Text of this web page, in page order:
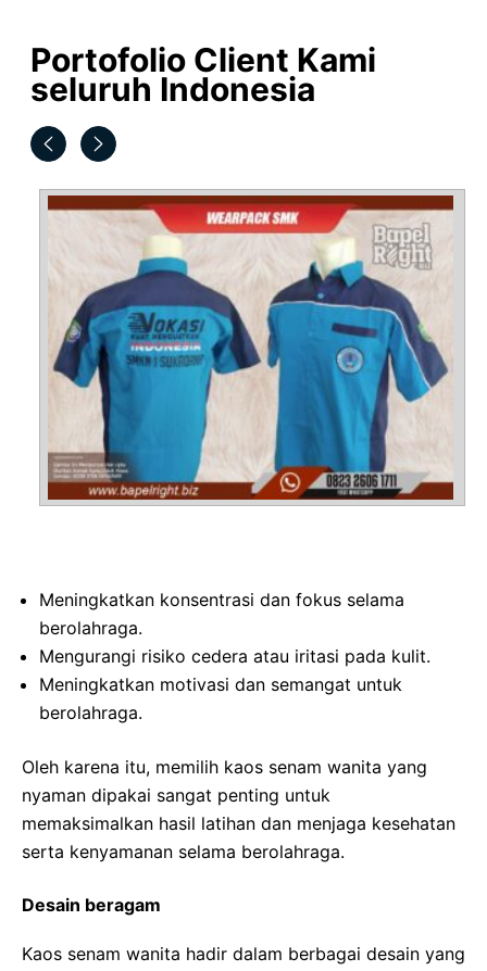
Portofolio Client Kami
seluruh Indonesia
Meningkatkan konsentrasi dan fokus selama
berolahraga.
Mengurangi risiko cedera atau iritasi pada kulit.
Meningkatkan motivasi dan semangat untuk
berolahraga.
Oleh karena itu, memilih kaos senam wanita yang
nyaman dipakai sangat penting untuk
memaksimalkan hasil latihan dan menjaga kesehatan
serta kenyamanan selama berolahraga.
Desain beragam
Kaos senam wanita hadir dalam berbagai desain yang